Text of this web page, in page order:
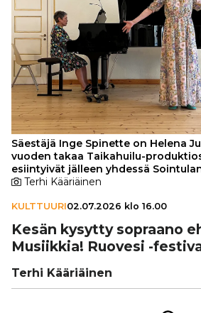
Säestäjä Inge Spinette on Helena
vuoden takaa Taikahuilu-
esiintyivät jälleen yhdessä
Terhi Kääriäinen
KULTTUURI02.07.2026 klo 16.00
Kesän kysytty sopraano
Musiikkia! Ruovesi -
Terhi Kääriäinen